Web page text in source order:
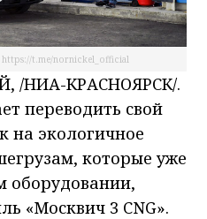
https://t.me/nornickel_official
/НИА-КРАСНОЯРСК/.
переводить свой
на экологичное
которые уже
оборудовании,
«Москвич 3 CNG».